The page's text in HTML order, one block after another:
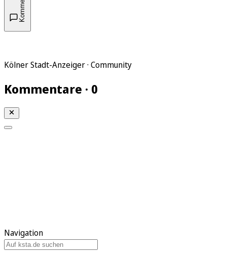
Kölner Stadt-Anzeiger · Community
Kommentare · 0
Navigation